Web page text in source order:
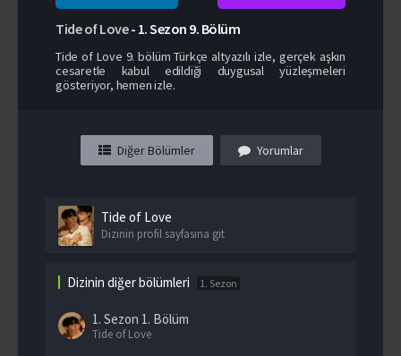
Tide of Love- 1. Sezon 9. Bölüm
Tide of Love 9. bölüm Türkçe altyazılı izle, gerçek aşkın
cesaretle kabul edildiği duygusal yüzleşmeleri
gösteriyor, hemen izle.
Diğer Bölümler Yorumlar
Tide of Love
Dizinin profil sayfasına git
Dizinin diğer bölümleri 1. Sezon
1. Sezon 1. Bölüm
Tide of Love